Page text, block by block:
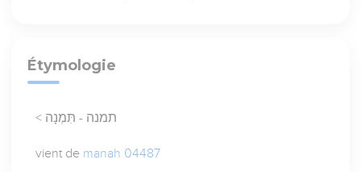
Étymologie
< תמנה - תִּמְנָה
vient de manah 04487